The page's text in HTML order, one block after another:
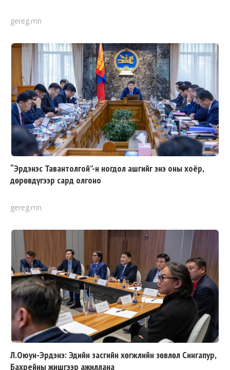
gereg.mn
“Эрдэнэс Тавантолгой”-н ногдол ашгийг энэ оны хоёр,
дөрөвдүгээр сард олгоно
gereg.mn
Л.Оюун-Эрдэнэ: Эдийн засгийн хөгжлийн зөвлөл Сингапур,
Бахрейны жишгээр ажиллана